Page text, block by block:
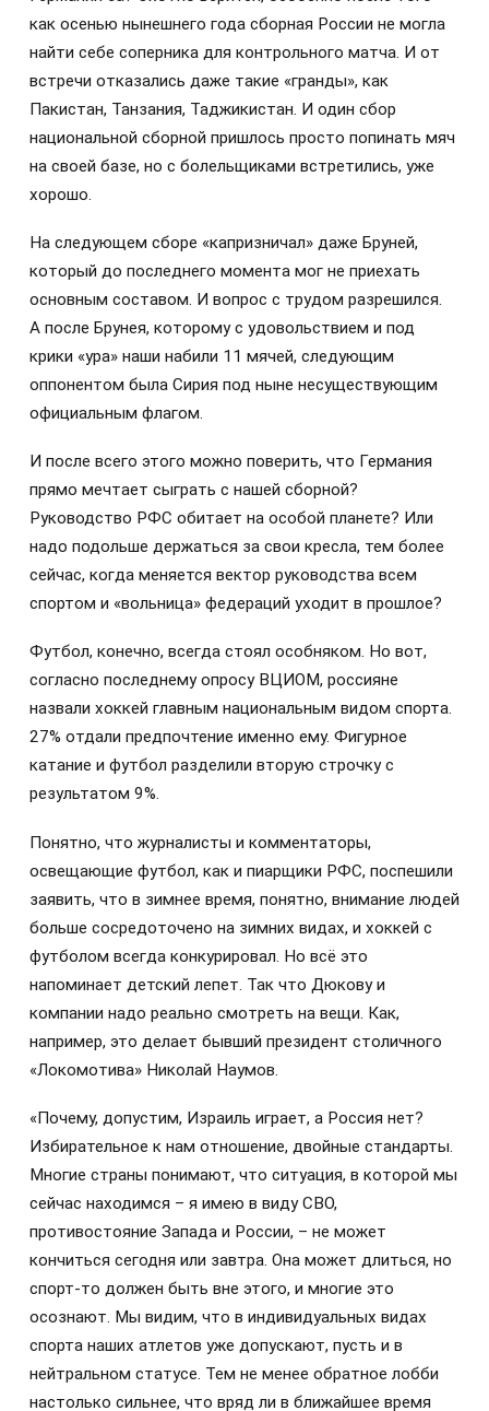
как осенью нынешнего года сборная России не могла
найти себе соперника для контрольного матча. И от
встречи отказались даже такие «гранды», как
Пакистан, Танзания, Таджикистан. И один сбор
национальной сборной пришлось просто попинать мяч
на своей базе, но с болельщиками встретились, уже
хорошо.
На следующем сборе «капризничал» даже Бруней,
который до последнего момента мог не приехать
основным составом. И вопрос с трудом разрешился.
А после Брунея, которому с удовольствием и под
крики «ура» наши набили 11 мячей, следующим
оппонентом была Сирия под ныне несуществующим
официальным флагом.
И после всего этого можно поверить, что Германия
прямо мечтает сыграть с нашей сборной?
Руководство РФС обитает на особой планете? Или
надо подольше держаться за свои кресла, тем более
сейчас, когда меняется вектор руководства всем
спортом и «вольница» федераций уходит в прошлое?
Футбол, конечно, всегда стоял особняком. Но вот,
согласно последнему опросу ВЦИОМ, россияне
назвали хоккей главным национальным видом спорта.
27% отдали предпочтение именно ему. Фигурное
катание и футбол разделили вторую строчку с
результатом 9%.
Понятно, что журналисты и комментаторы,
освещающие футбол, как и пиарщики РФС, поспешили
заявить, что в зимнее время, понятно, внимание людей
больше сосредоточено на зимних видах, и хоккей с
футболом всегда конкурировал. Но всё это
напоминает детский лепет. Так что Дюкову и
компании надо реально смотреть на вещи. Как,
например, это делает бывший президент столичного
«Локомотива» Николай Наумов.
«Почему, допустим, Израиль играет, а Россия нет?
Избирательное к нам отношение, двойные стандарты.
Многие страны понимают, что ситуация, в которой мы
сейчас находимся – я имею в виду СВО,
противостояние Запада и России, – не может
кончиться сегодня или завтра. Она может длиться, но
спорт-то должен быть вне этого, и многие это
осознают. Мы видим, что в индивидуальных видах
спорта наших атлетов уже допускают, пусть и в
нейтральном статусе. Тем не менее обратное лобби
настолько сильнее, что вряд ли в ближайшее время